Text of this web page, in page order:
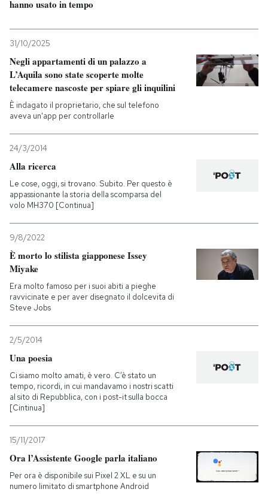
hanno usato in tempo
31/10/2025
Negli appartamenti di un palazzo a
L’Aquila sono state scoperte molte
telecamere nascoste per spiare gli inquilini
È indagato il proprietario, che sul telefono
aveva un'app per controllarle
24/3/2014
Alla ricerca
Le cose, oggi, si trovano. Subito. Per questo è
appassionante la storia della scomparsa del
volo MH370 [Continua]
9/8/2022
È morto lo stilista giapponese Issey
Miyake
Era molto famoso per i suoi abiti a pieghe
ravvicinate e per aver disegnato il dolcevita di
Steve Jobs
2/5/2014
Una poesia
Ci siamo molto amati, è vero. C’è stato un
tempo, ricordi, in cui mandavamo i nostri scatti
al sito di Repubblica, con i post-it sulla bocca
[Cintinua]
15/11/2017
Ora l’Assistente Google parla italiano
Per ora è disponibile sui Pixel 2 XL e su un
numero limitato di smartphone Android